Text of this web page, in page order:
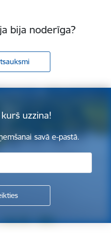
bija noderīga?
uzzina!
savā e-pastā.